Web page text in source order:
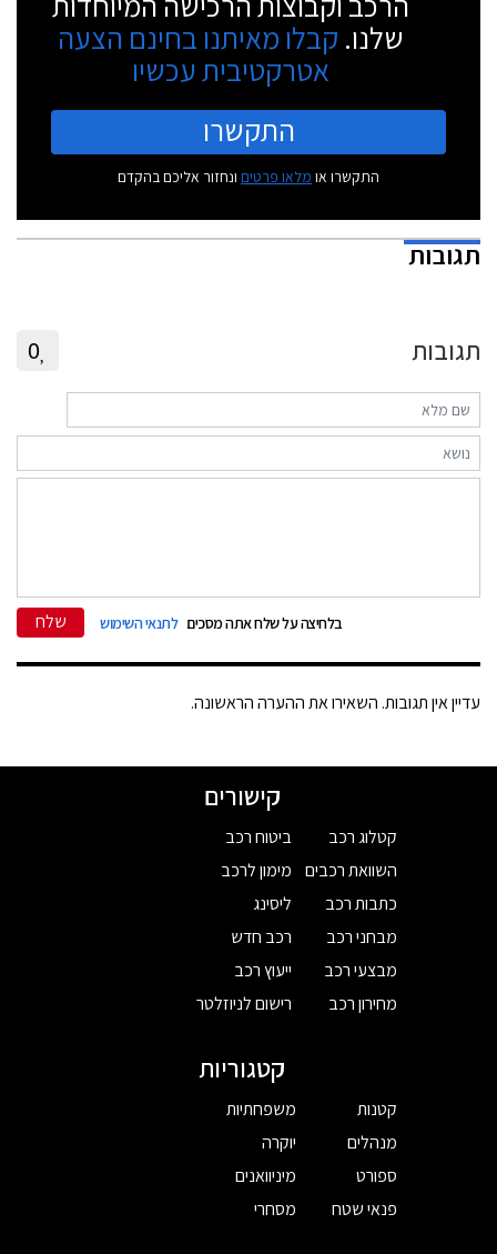
שלנו. קבלו מאיתנו בחינם הצעה
אטרקטיבית עכשיו
התקשרו
התקשרו או מלאו פרטים ונחזור אליכם בהקדם
תגובות
תגובות 0
בלחיצה על שלח אתה מסכים לתנאי השימוש שלח
עדיין אין תגובות. השאירו את ההערה הראשונה.
קישורים
קטלוג רכב
השוואת רכבים
כתבות רכב
מבחני רכב
מבצעי רכב
מחירון רכב
ביטוח רכב
מימון לרכב
ליסינג
רכב חדש
ייעוץ רכב
רישום לניוזלטר
קטגוריות
קטנות
מנהלים
ספורט
פנאי שטח
משפחתיות
יוקרה
מיניוואנים
מסחרי